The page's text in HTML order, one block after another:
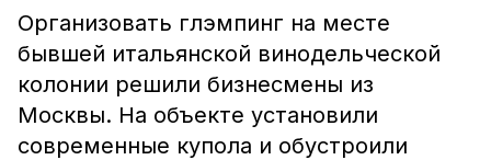
Организовать глэмпинг на месте
бывшей итальянской винодельческой
колонии решили бизнесмены из
Москвы. На объекте установили
современные купола и обустроили